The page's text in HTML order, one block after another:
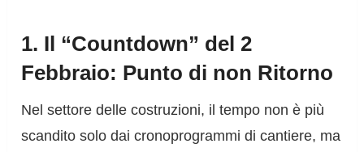
1. Il “Countdown” del 2
Febbraio: Punto di non Ritorno
Nel settore delle costruzioni, il tempo non è più
scandito solo dai cronoprogrammi di cantiere, ma